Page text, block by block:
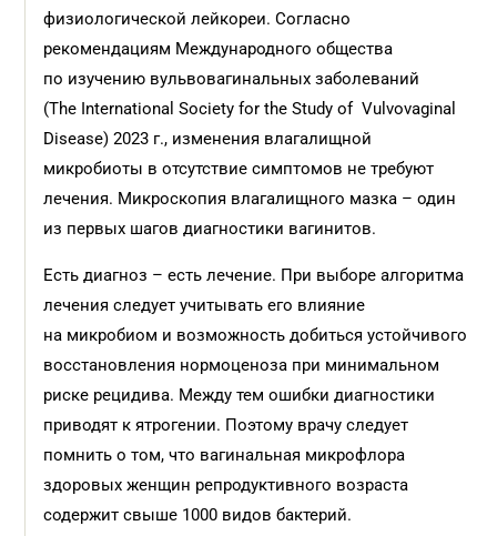
физиологической лейкореи. Согласно
рекомендациям Международного общества
по изучению вульвовагинальных заболеваний
(The International Society for the Study of Vulvovaginal
Disease) 2023 г., изменения влагалищной
микробиоты в отсутствие симптомов не требуют
лечения. Микроскопия влагалищного мазка – один
из первых шагов диагностики вагинитов.
Есть диагноз – есть лечение. При выборе алгоритма
лечения следует учитывать его влияние
на микробиом и возможность добиться устойчивого
восстановления нормоценоза при минимальном
риске рецидива. Между тем ошибки диагностики
приводят к ятрогении. Поэтому врачу следует
помнить о том, что вагинальная микрофлора
здоровых женщин репродуктивного возраста
содержит свыше 1000 видов бактерий.